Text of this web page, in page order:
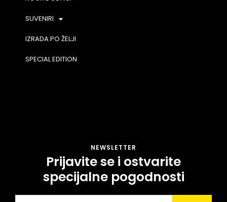
SUVENIRI
IZRADA PO ŽELJI
SPECIAL EDITION
NEWSLETTER
Prijavite se i ostvarite
specijalne pogodnosti